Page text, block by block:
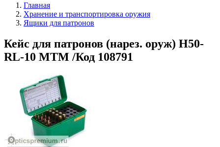
Главная
Хранение и транспортировка оружия
Ящики для патронов
Кейс для патронов (нарез. оруж) H50-
RL-10 MTM /Код 108791